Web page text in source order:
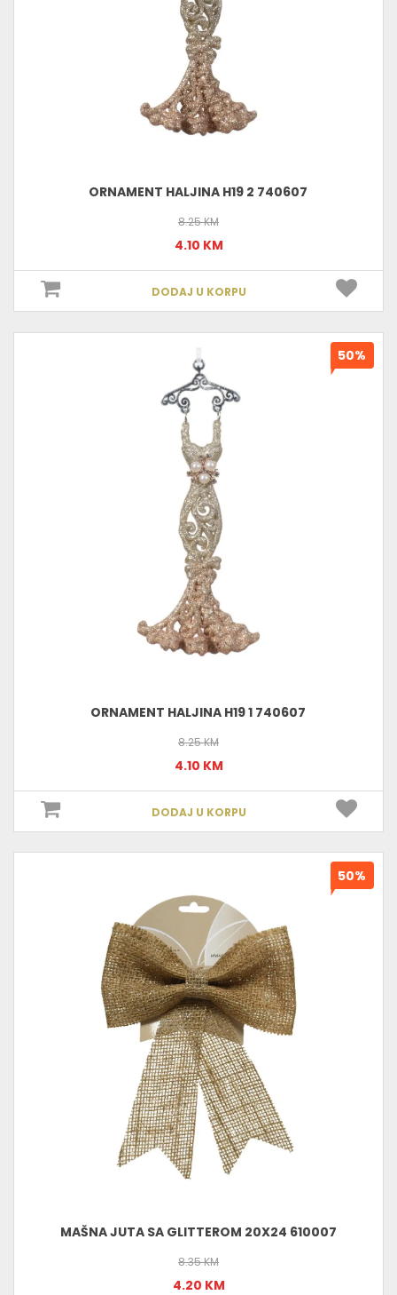
ORNAMENT HALJINA H19 2 740607
8.25 KM
4.10 KM
DODAJ U KORPU
ORNAMENT HALJINA H19 1 740607
8.25 KM
4.10 KM
DODAJ U KORPU
50%
MAŠNA JUTA SA GLITTEROM 20X24 610007
8.35 KM
4.20 KM
50%